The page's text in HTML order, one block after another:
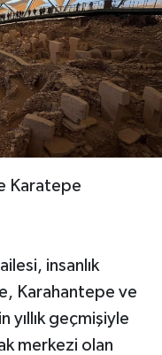
Karatepe
insanlık
Karahantepe ve
yıllık geçmişiyle
merkezi olan